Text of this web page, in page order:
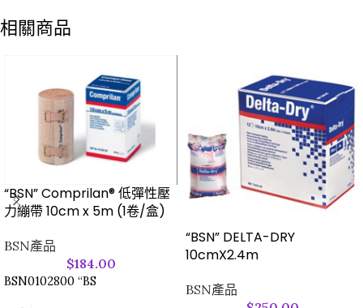
相關商品
“BSN” Comprilan® 低彈性壓
力繃帶 10cm x 5m (1卷/盒)
BSN產品
$184.00
BSN0102800 “BS
“BSN” DELTA-DRY
10cmX2.4m
BSN產品